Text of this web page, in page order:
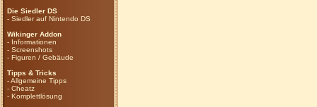
Die Siedler DS
- Siedler auf Nintendo DS
Wikinger Addon
- Informationen
- Screenshots
- Figuren / Gebäude
Tipps & Tricks
-Allgemeine Tipps
- Cheatz
- Komplettlösung